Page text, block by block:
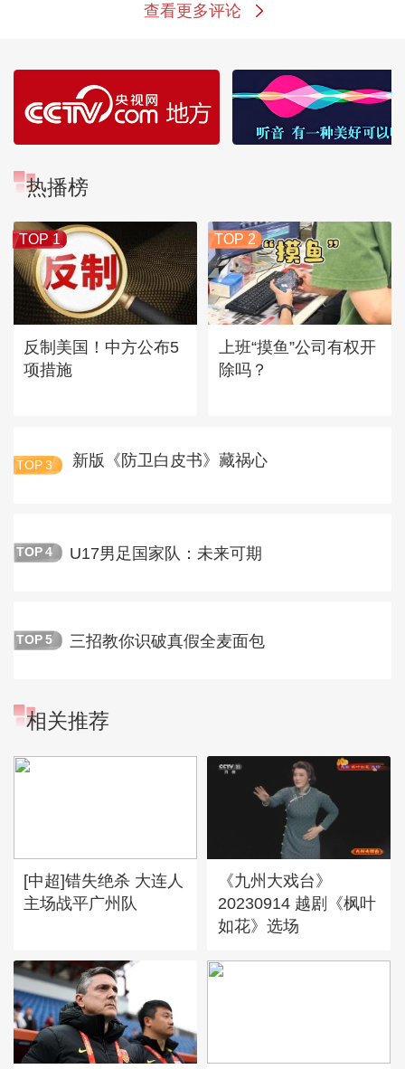
查看更多评论
热播榜
TOP 1
反制美国！中方公布5
项措施
TOP 2
上班“摸鱼”公司有权开
除吗？
TOP 3 新版《防卫白皮书》藏祸心
TOP 4 U17男足国家队：未来可期
TOP 5 三招教你识破真假全麦面包
相关推荐
[中超]错失绝杀 大连人
主场战平广州队
《九州大戏台》
20230914 越剧《枫叶
如花》选场